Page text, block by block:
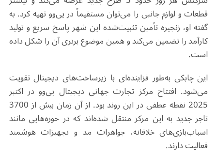
قطعات و لوازم جانبی را می‌توان مستقیماً در یی‌وو تهیه کرد. به
گفته او، زنجیره تأمین تثبیت‌شده این شهر پاسخ سریع و تولید
کارآمد را تضمین می‌کند و همین موضوع برتری آن را شکل داده
است.
این چابکی به‌طور فزاینده‌ای با زیرساخت‌های دیجیتال تقویت
می‌شود. افتتاح مرکز تجارت جهانی دیجیتال یی‌وو در اکتبر
2025 نقطه عطفی در این روند بود. از آن زمان بیش از 3700
تاجر جدید به این مرکز منتقل شده‌اند که در حوزه‌هایی مانند
اسباب‌بازی‌های خلاقانه، جواهرات مد و تجهیزات هوشمند
فعالیت دارند.